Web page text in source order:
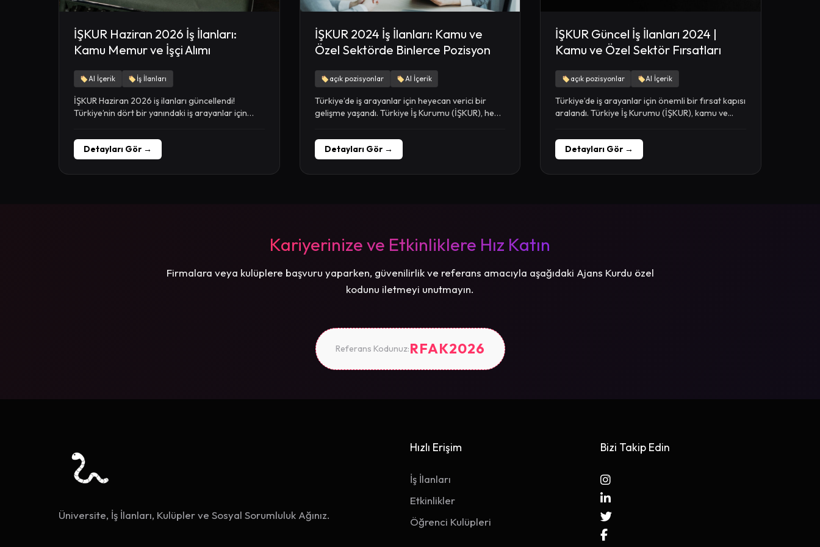
İŞKUR Haziran 2026 İş İlanları:
Kamu Memur ve İşçi Alımı
AI İçerik İş İlanları
İŞKUR Haziran 2026 iş ilanları güncellendi!
Türkiye’nin dört bir yanındaki iş arayanlar için
Detayları Gör →
İŞKUR 2024 İş İlanları: Kamu ve
Özel Sektörde Binlerce Pozisyon
açık pozisyonlar AI İçerik
Türkiye’de iş arayanlar için heyecan verici bir
gelişme yaşandı. Türkiye İş Kurumu (İŞKUR), hem
Detayları Gör →
İŞKUR Güncel İş İlanları 2024 |
Kamu ve Özel Sektör Fırsatları
açık pozisyonlar AI İçerik
Türkiye’de iş arayanlar için önemli bir fırsat kapısı
aralandı. Türkiye İş Kurumu (İŞKUR), kamu ve...
Detayları Gör →
Kariyerinize ve Etkinliklere Hız Katın
Firmalara veya kulüplere başvuru yaparken, güvenilirlik ve referans amacıyla aşağıdaki Ajans Kurdu özel
kodunu iletmeyi unutmayın.
Referans Kodunuz:RFAK2026
Üniversite, İş İlanları, Kulüpler ve Sosyal Sorumluluk Ağınız.
Hızlı Erişim
İş İlanları
Etkinlikler
Öğrenci Kulüpleri
Bizi Takip Edin